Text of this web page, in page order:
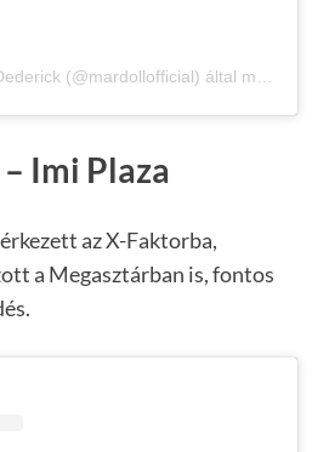
Mardoll – Catherine Dederick (@mardollofficial) által megosztott bejegyzés
Imi Plaza
az X-Faktorba,
a Megasztárban is, fontos